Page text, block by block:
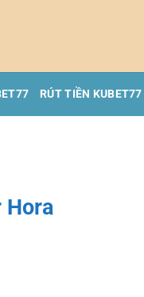
RÚT TIỀN KUBET77
Hora